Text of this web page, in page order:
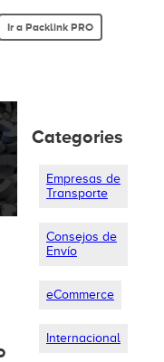
Ir a Packlink PRO
Categories
Empresas de
Transporte
Consejos de
Envío
eCommerce
Internacional